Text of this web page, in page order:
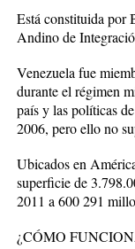
Está constituida por
Andino de
Venezuela fue
durante el régimen
país y las políticas
2006, pero ello no
Ubicados en
superficie de
2011 a 600 291
¿CÓMO